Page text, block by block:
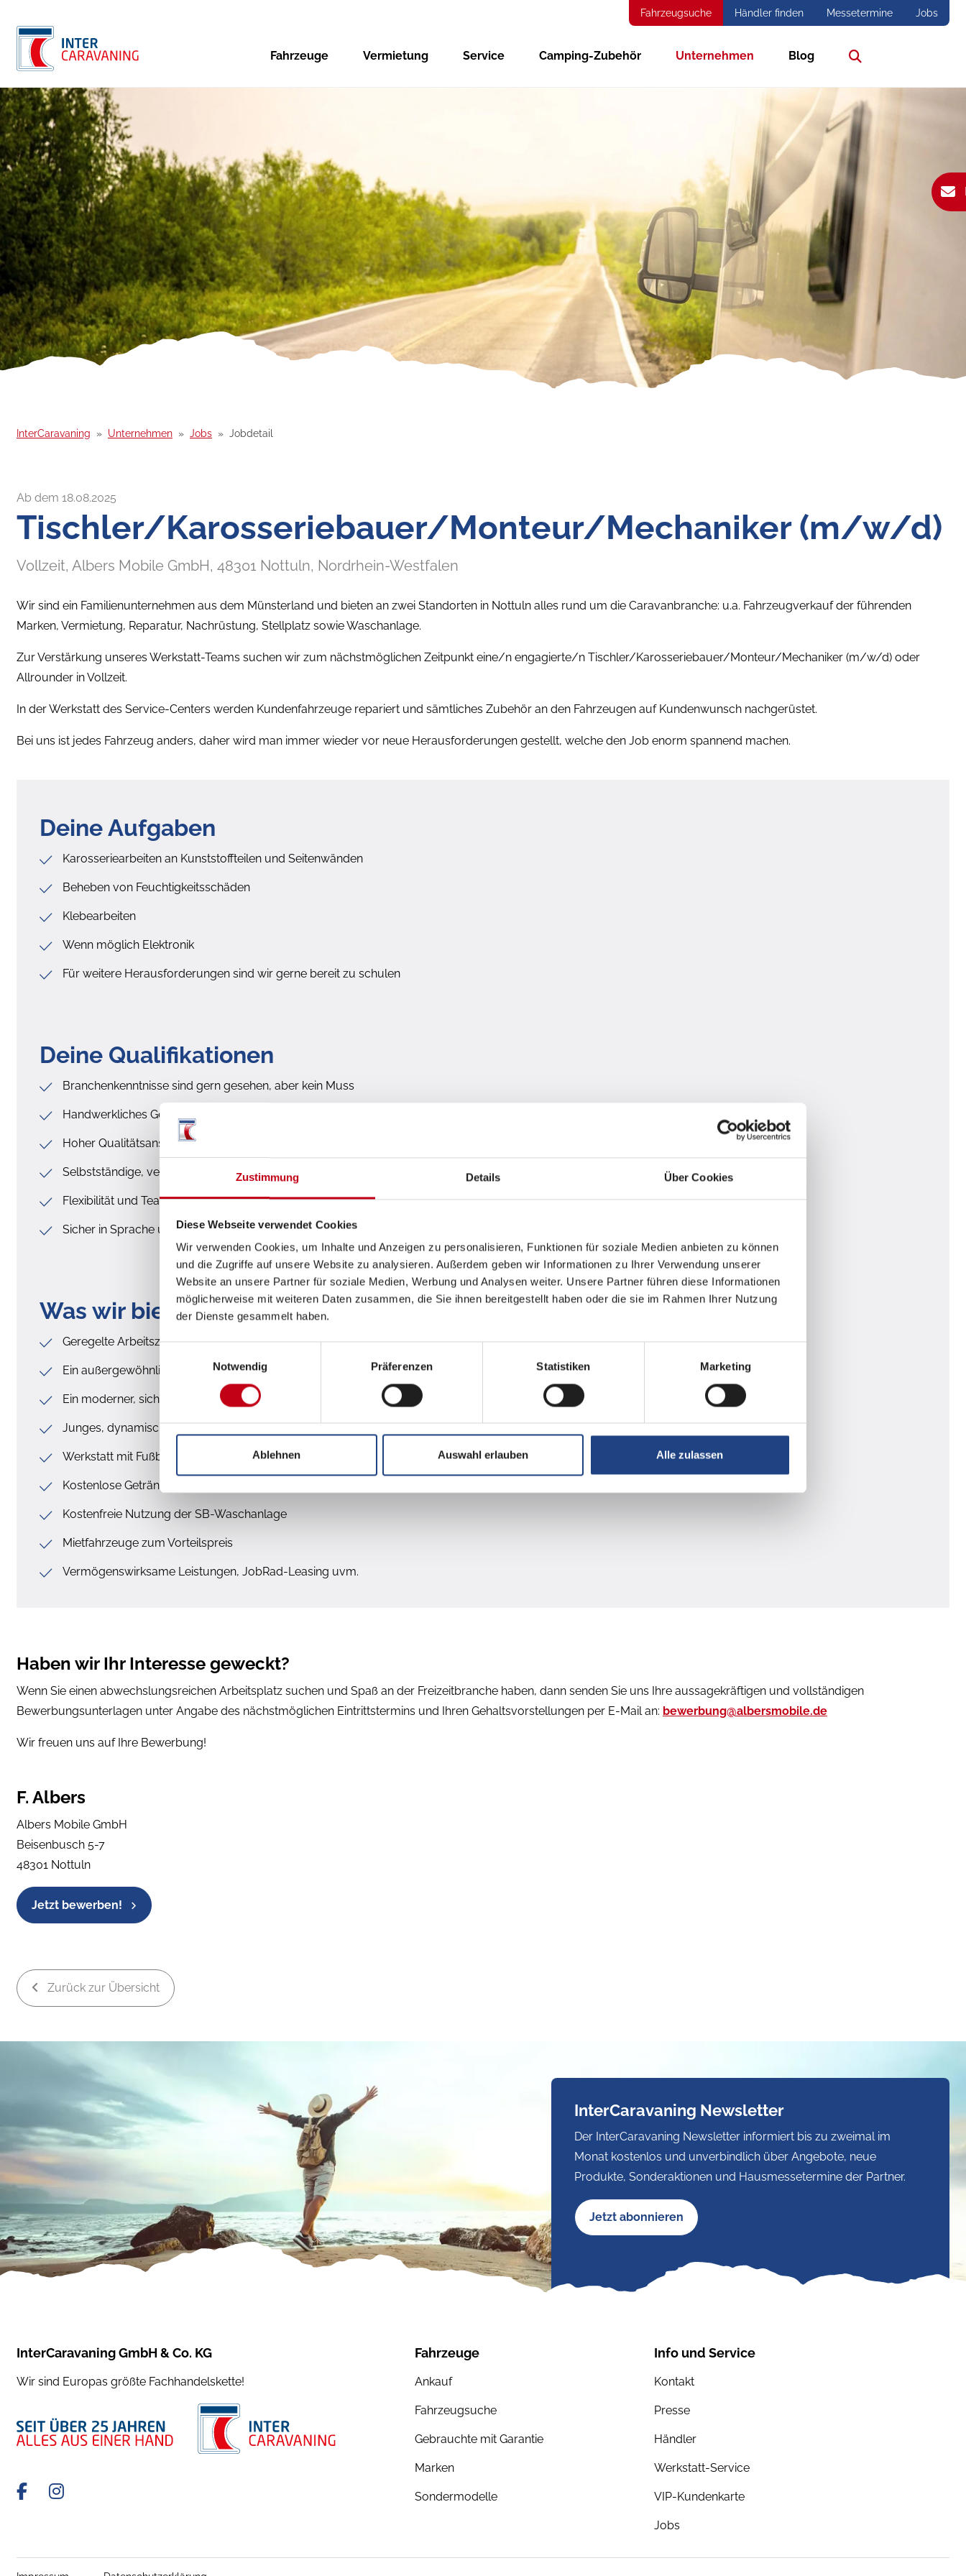
Zustimmung Details Über Cookies
Diese Webseite verwendet Cookies
Wir verwenden Cookies, um Inhalte und Anzeigen zu personalisieren, Funktionen für soziale Medien anbieten zu können
und die Zugriffe auf unsere Website zu analysieren. Außerdem geben wir Informationen zu Ihrer Verwendung unserer
Website an unsere Partner für soziale Medien, Werbung und Analysen weiter. Unsere Partner führen diese Informationen
möglicherweise mit weiteren Daten zusammen, die Sie ihnen bereitgestellt haben oder die sie im Rahmen Ihrer Nutzung
der Dienste gesammelt haben.
Einwilligungsauswahl
Notwendig
Präferenzen Statistiken Marketing
Ablehnen Auswahl erlauben Alle zulassen
Fahrzeugsuche Händler finden Messetermine Jobs
Fahrzeuge Vermietung Service Camping-Zubehör Unternehmen Blog
InterCaravaning Unternehmen Jobs Jobdetail
Ab dem 18.08.2025
Tischler/Karosseriebauer/Monteur/Mechaniker (m/w/d)
Vollzeit, Albers Mobile GmbH, 48301 Nottuln, Nordrhein-Westfalen
Wir sind ein Familienunternehmen aus dem Münsterland und bieten an zwei Standorten in Nottuln alles rund um die Caravanbranche: u.a. Fahrzeugverkauf der führenden
Marken, Vermietung, Reparatur, Nachrüstung, Stellplatz sowie Waschanlage.
Zur Verstärkung unseres Werkstatt-Teams suchen wir zum nächstmöglichen Zeitpunkt eine/n engagierte/n Tischler/Karosseriebauer/Monteur/Mechaniker (m/w/d) oder
Allrounder in Vollzeit.
In der Werkstatt des Service-Centers werden Kundenfahrzeuge repariert und sämtliches Zubehör an den Fahrzeugen auf Kundenwunsch nachgerüstet.
Bei uns ist jedes Fahrzeug anders, daher wird man immer wieder vor neue Herausforderungen gestellt, welche den Job enorm spannend machen.
Deine Aufgaben
Karosseriearbeiten an Kunststoffteilen und Seitenwänden
Beheben von Feuchtigkeitsschäden
Klebearbeiten
Wenn möglich Elektronik
Für weitere Herausforderungen sind wir gerne bereit zu schulen
Deine Qualifikationen
Branchenkenntnisse sind gern gesehen, aber kein Muss
Handwerkliches Geschick (z.B. für Klebearbeiten)
Hoher Qualitätsanspruch an die eigene Arbeitsleistung
Selbstständige, verantwortungsbewusste und lösungsorientierte Arbeitsweise
Flexibilität und Teamfähigkeit
Sicher in Sprache und Schrift
Was wir bieten
Geregelte Arbeitszeiten, keine Wochenendarbeit, Überstunden Auf- / Abbau möglich
Ein außergewöhnlich abwechslungsreiches Aufgabengebiet
Ein moderner, sicherer Arbeitsplatz
Junges, dynamisches Team
Werkstatt mit Fußbodenheizung
Kostenlose Getränke und Obst
Kostenfreie Nutzung der SB-Waschanlage
Mietfahrzeuge zum Vorteilspreis
Vermögenswirksame Leistungen, JobRad-Leasing uvm.
Haben wir Ihr Interesse geweckt?
Wenn Sie einen abwechslungsreichen Arbeitsplatz suchen und Spaß an der Freizeitbranche haben, dann senden Sie uns Ihre aussagekräftigen und vollständigen
Bewerbungsunterlagen unter Angabe des nächstmöglichen Eintrittstermins und Ihren Gehaltsvorstellungen per E-Mail an: bewerbung@albersmobile.de
Wir freuen uns auf Ihre Bewerbung!
F. Albers
Albers Mobile GmbH
Beisenbusch 5-7
48301 Nottuln
Jetzt bewerben!
Zurück zur Übersicht
InterCaravaning Newsletter
Der InterCaravaning Newsletter informiert bis zu zweimal im
Monat kostenlos und unverbindlich über Angebote, neue
Produkte, Sonderaktionen und Hausmessetermine der Partner.
Jetzt abonnieren
InterCaravaning GmbH & Co. KG
Wir sind Europas größte Fachhandelskette!
Fahrzeuge
Ankauf
Fahrzeugsuche
Gebrauchte mit Garantie
Marken
Sondermodelle
Info und Service
Kontakt
Presse
Händler
Werkstatt-Service
VIP-Kundenkarte
Jobs